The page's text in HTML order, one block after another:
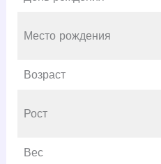
Место рождения
Возраст
Рост
Вес